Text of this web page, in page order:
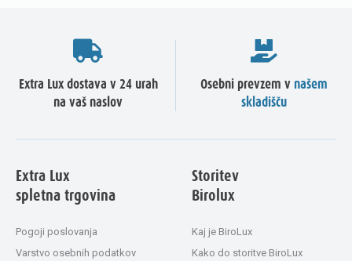
Extra Lux dostava v 24 urah
na vaš naslov
Osebni prevzem v našem
skladišču
Extra Lux
spletna trgovina
Pogoji poslovanja
Varstvo osebnih podatkov
Storitev
Birolux
Kaj je BiroLux
Kako do storitve BiroLux